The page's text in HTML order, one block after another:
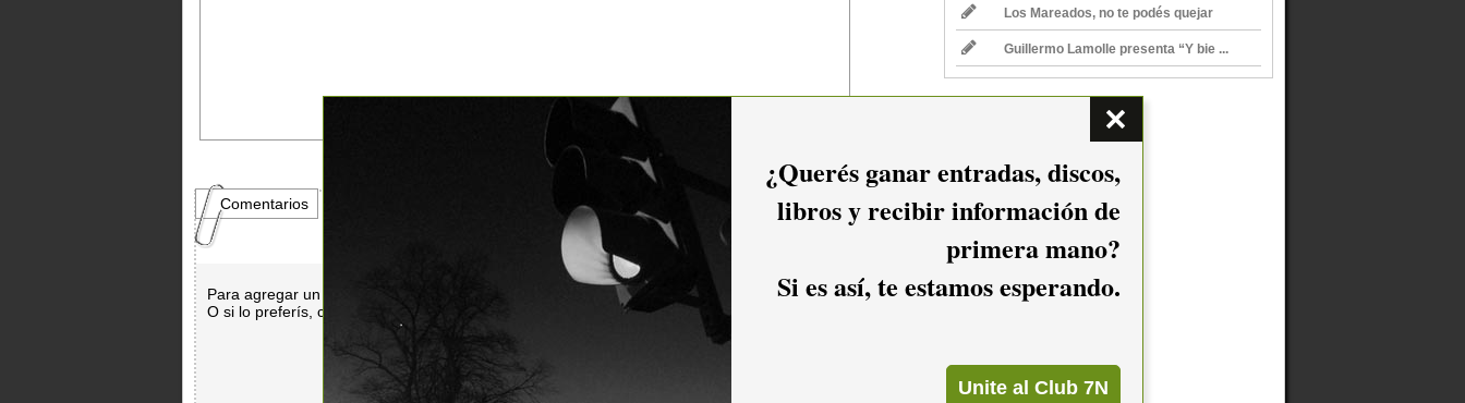
Comentarios
Para agregar un comentario es necesario hacer
O si lo preferís, con
Facebook
Los Mareados, no te podés quejar
Guillermo Lamolle presenta “Y bie ...
¿Querés ganar entradas, discos,
libros y recibir información de
primera mano?
Si es así, te estamos esperando.